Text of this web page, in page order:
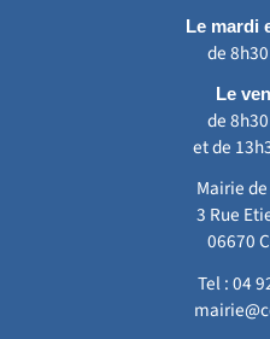
Le mardi
de
Le
de
et de
Mairie
3 Rue
06670
Tel :04